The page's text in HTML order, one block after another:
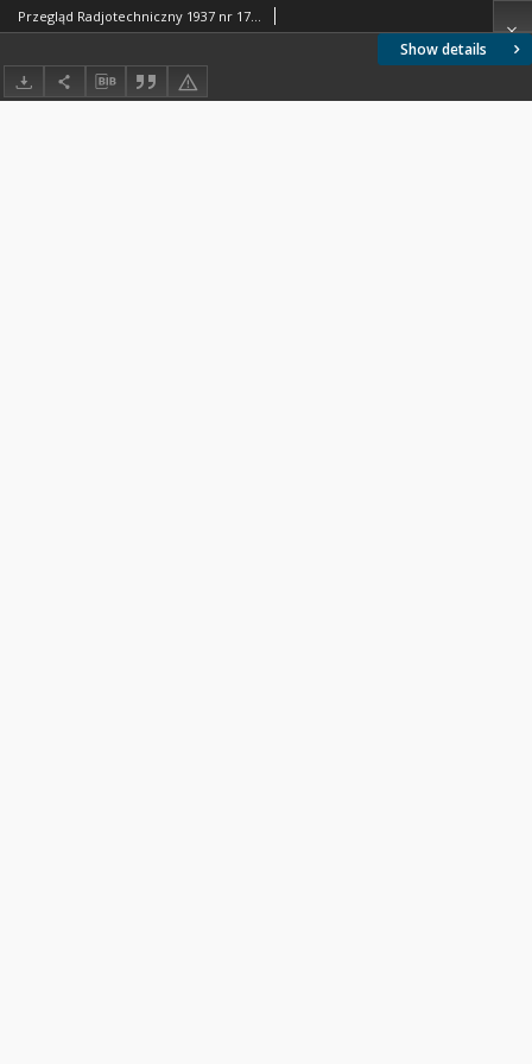
Show details
Przegląd Radjotechniczny 1937 nr 17-18